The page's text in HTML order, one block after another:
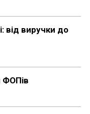
від виручки до
ФОПів